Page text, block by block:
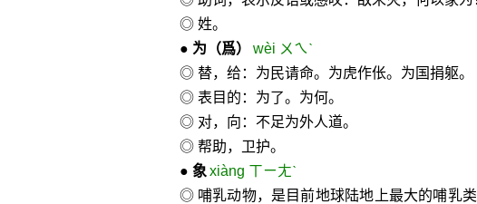
◎ 姓。
● 为 （爲）
wèi ㄨㄟˋ
◎ 替，给：为民请命。为虎作伥。为国捐躯。
◎ 表目的：为了。为何。
◎ 对，向：不足为外人道。
◎ 帮助，卫护。
● 象 xiàng ㄒㄧㄤˋ
◎ 哺乳动物，是目前地球陆地上最大的哺乳